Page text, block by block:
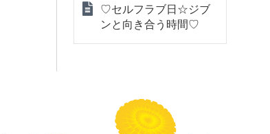
♡セルフラブ日☆ジブ
ンと向き合う時間♡